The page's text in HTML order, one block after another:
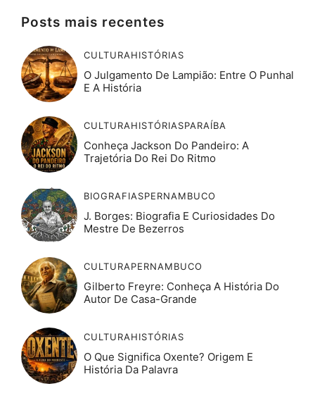
Posts mais recentes
CULTURAHISTÓRIAS
O Julgamento De Lampião: Entre O Punhal
E A História
CULTURAHISTÓRIASPARAÍBA
Conheça Jackson Do Pandeiro: A
Trajetória Do Rei Do Ritmo
BIOGRAFIASPERNAMBUCO
J. Borges: Biografia E Curiosidades Do
Mestre De Bezerros
CULTURAPERNAMBUCO
Gilberto Freyre: Conheça A História Do
Autor De Casa-Grande
CULTURAHISTÓRIAS
O Que Significa Oxente? Origem E
História Da Palavra